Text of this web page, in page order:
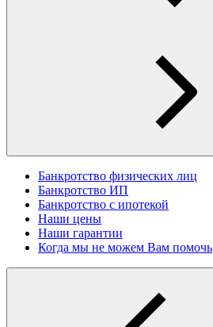
Банкротство физических лиц
Банкротство ИП
Банкротство с ипотекой
Наши цены
Наши гарантии
Когда мы не можем Вам помочь